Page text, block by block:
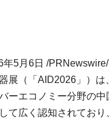
年5月6日 /
展（「AID2026」）は
ーエコノミー分野の中
て広く認知されており